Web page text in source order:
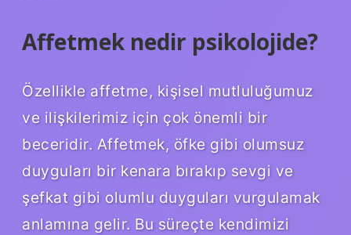
Affetmek nedir psikolojide?
Özellikle affetme, kişisel mutluluğumuz
ve ilişkilerimiz için çok önemli bir
beceridir. Affetmek, öfke gibi olumsuz
duyguları bir kenara bırakıp sevgi ve
şefkat gibi olumlu duyguları vurgulamak
anlamına gelir. Bu süreçte kendimizi